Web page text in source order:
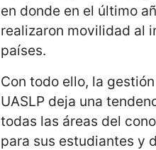
en donde en el último
realizaron movilidad al
países.
Con todo ello, la
UASLP deja una
todas las áreas del
para sus estudiantes y